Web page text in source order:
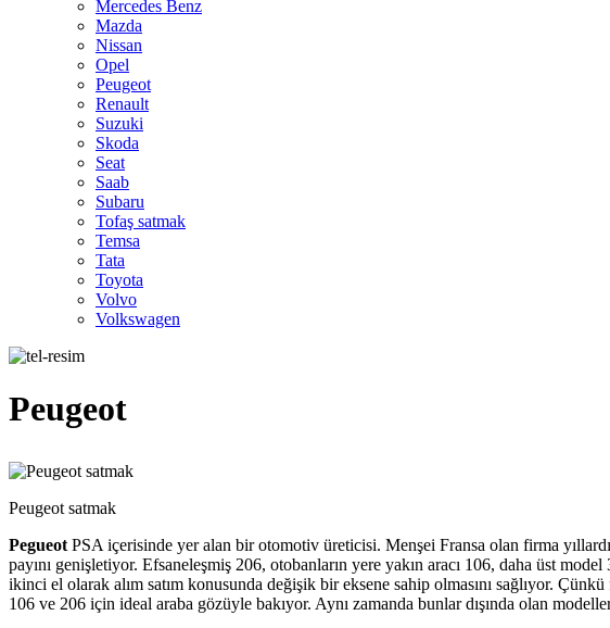
Mercedes Benz
Mazda
Nissan
Opel
Peugeot
Renault
Suzuki
Skoda
Seat
Saab
Subaru
Tofaş satmak
Temsa
Tata
Toyota
Volvo
Volkswagen
Peugeot
Peugeot satmak
PegueotPSA içerisinde yer alan bir otomotiv üreticisi. Menşei Fransa olan firma
payını genişletiyor. Efsaneleşmiş 206, otobanların yere yakın aracı 106, daha üst
ikinci el olarak alım satım konusunda değişik bir eksene sahip olmasını sağlıyor.
106 ve 206 için ideal araba gözüyle bakıyor. Aynı zamanda bunlar dışında olan